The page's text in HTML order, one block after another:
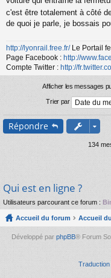
a
g
n
o
n
l
c'est être totalement à côté
de quoi je parle, je bossais
http://lyonrail.free.fr/Le Portail
Page Facebook : http://
Compte Twitter : http://
Afficher les messages
Trier par
Répondre
134
Qui est en ligne ?
Utilisateurs parcourant ce forum :
Accueil du forum Accueil
Développé par phpBB® Forum